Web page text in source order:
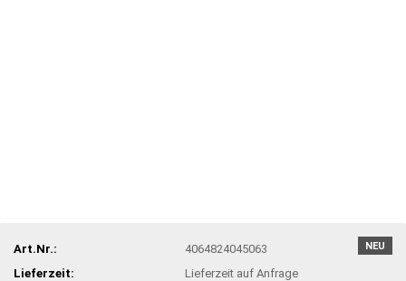
NEU
Art.Nr.:
4064824045063
Lieferzeit:
Lieferzeit auf Anfrage